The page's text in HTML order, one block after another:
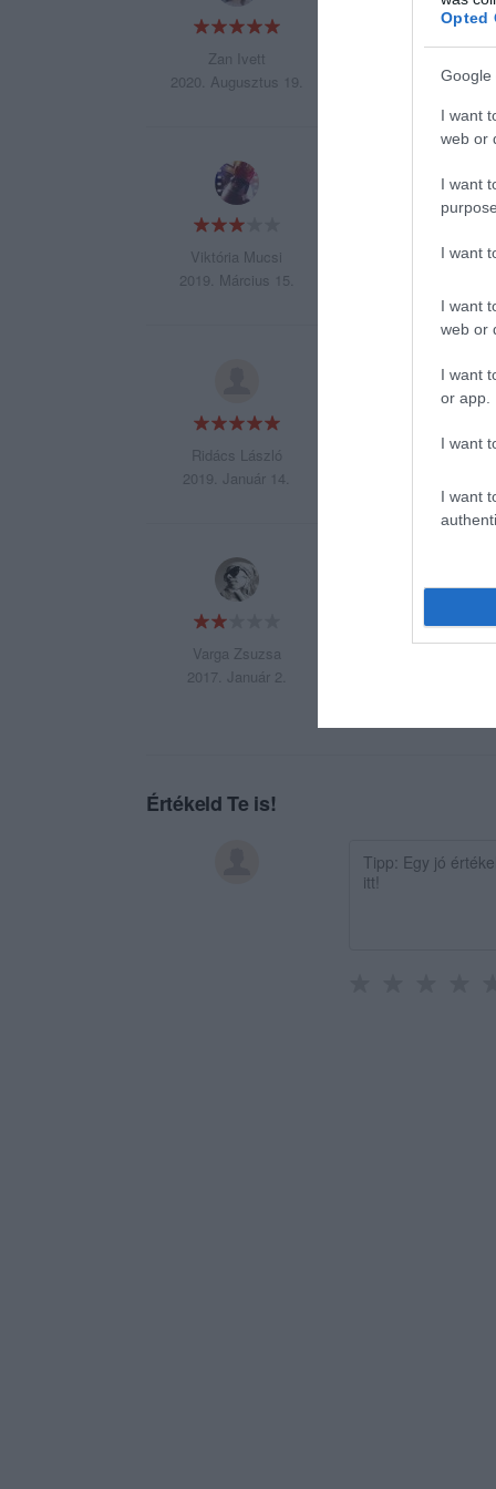
Opted
Google
I want
web or
I want
I want
I want
web or
I want
or app.
I want
I want
Zan Ivett
2020. Augusztus 19.
Viktória Mucsi
2019. Március 15.
Tokeletes volt
Arena Plazaban
Ridács László
2019. Január 14.
Nyitás óta
ízletesek, elég
Varga Zsuzsa
2017. Január 2.
Nem udvarias a
Értékeld Te is!